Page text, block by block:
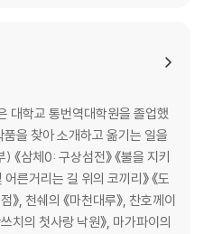
대학교 통번역대학원을 졸업했
을 찾아 소개하고 옮기는 일을
《삼체0: 구상섬전》 《불을 지키
른거리는 길 위의 코끼리》 《도
》, 천쉐의 《마천대루》, 찬호께이
치의 첫사랑 낙원》, 마가파이의